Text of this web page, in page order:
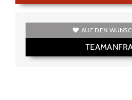
AUF DEN